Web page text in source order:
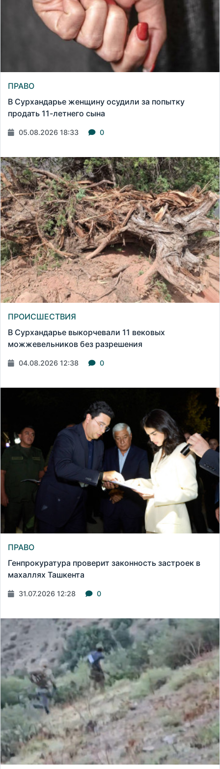
ПРАВО
В Сурхандарье женщину осудили за попытку
продать 11-летнего сына
05.08.2026 18:33 0
ПРОИСШЕСТВИЯ
В Сурхандарье выкорчевали 11 вековых
можжевельников без разрешения
04.08.2026 12:38 0
ПРАВО
Генпрокуратура проверит законность застроек в
махаллях Ташкента
31.07.2026 12:28 0